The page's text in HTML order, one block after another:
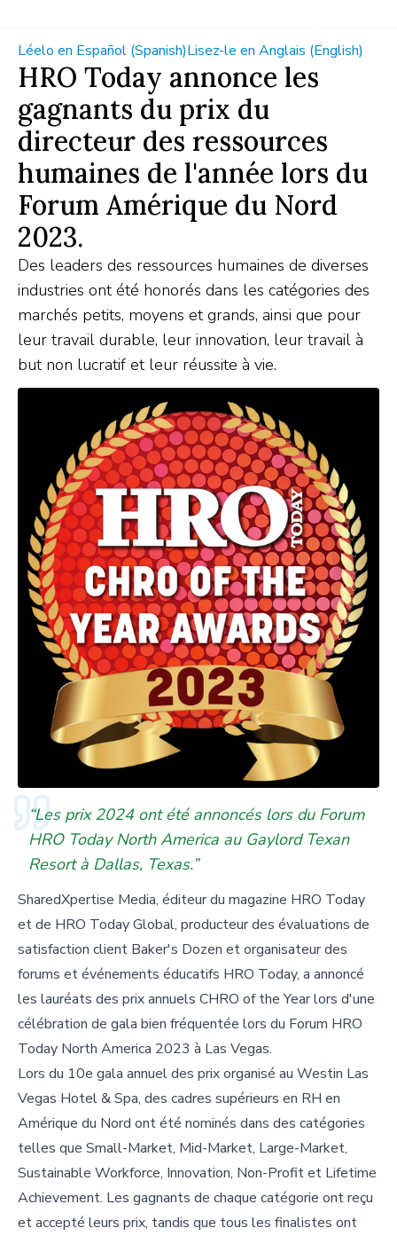
Léelo en Español (Spanish)Lisez-le en Anglais (English)
HRO Today annonce les
gagnants du prix du
directeur des ressources
humaines de l'année lors du
Forum Amérique du Nord
2023.
Des leaders des ressources humaines de diverses
industries ont été honorés dans les catégories des
marchés petits, moyens et grands, ainsi que pour
leur travail durable, leur innovation, leur travail à
but non lucratif et leur réussite à vie.
“Les prix 2024 ont été annoncés lors du Forum
HRO Today North America au Gaylord Texan
Resort à Dallas, Texas.”
SharedXpertise Media, éditeur du magazine HRO Today
et de HRO Today Global, producteur des évaluations de
satisfaction client Baker's Dozen et organisateur des
forums et événements éducatifs HRO Today, a annoncé
les lauréats des prix annuels CHRO of the Year lors d'une
célébration de gala bien fréquentée lors du Forum HRO
Today North America 2023 à Las Vegas.
Lors du 10e gala annuel des prix organisé au Westin Las
Vegas Hotel & Spa, des cadres supérieurs en RH en
Amérique du Nord ont été nominés dans des catégories
telles que Small-Market, Mid-Market, Large-Market,
Sustainable Workforce, Innovation, Non-Profit et Lifetime
Achievement. Les gagnants de chaque catégorie ont reçu
et accepté leurs prix, tandis que tous les finalistes ont